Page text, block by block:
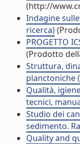
(http://
Indagine
ricerca)
(Prodotto
Struttura,
planctoniche
Qualità,
tecnici,
Studio dei
sedimento.
Quality and